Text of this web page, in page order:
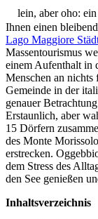
lein, aber oho:
Ihnen einen
Lago Maggiore
Massentourismus
einem Aufenthalt in
Menschen an nichts
Gemeinde in der
genauer
Erstaunlich, aber
15 Dörfern
des Monte
erstrecken.
dem Stress des
den See genießen
Inhaltsverzeichnis